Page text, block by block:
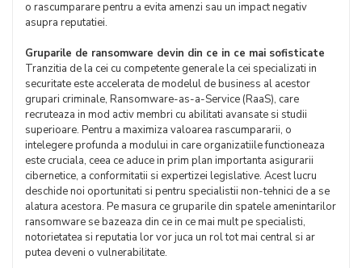
o rascumparare pentru a evita amenzi sau un impact negativ
asupra reputatiei.
Gruparile de ransomware devin din ce in ce mai sofisticate
Tranzitia de la cei cu competente generale la cei specializati in
securitate este accelerata de modelul de business al acestor
grupari criminale, Ransomware-as-a-Service (RaaS), care
recruteaza in mod activ membri cu abilitati avansate si studii
superioare. Pentru a maximiza valoarea rascumpararii, o
intelegere profunda a modului in care organizatiile functioneaza
este cruciala, ceea ce aduce in prim plan importanta asigurarii
cibernetice, a conformitatii si expertizei legislative. Acest lucru
deschide noi oportunitati si pentru specialistii non-tehnici de a se
alatura acestora. Pe masura ce gruparile din spatele amenintarilor
ransomware se bazeaza din ce in ce mai mult pe specialisti,
notorietatea si reputatia lor vor juca un rol tot mai central si ar
putea deveni o vulnerabilitate.